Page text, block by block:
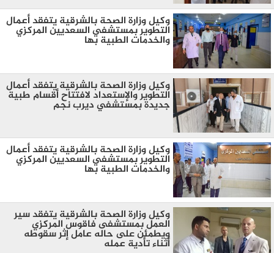
وكيل وزارة الصحة بالشرقية يتفقد أعمال
التطوير بمستشفي السعديين المركزي
والخدمات الطبية بها
وكيل وزارة الصحة بالشرقية يتفقد أعمال
التطوير والإستعداد لافتتاح أقسام طبية
جديدة بمستشفي ديرب نجم
وكيل وزارة الصحة بالشرقية يتفقد أعمال
التطوير بمستشفي السعديين المركزي
والخدمات الطبية بها
وكيل وزارة الصحة بالشرقية يتفقد سير
العمل بمستشفى فاقوس المركزي
ويطمئن على حاله عامل إثر سقوطه
أثناء تأدية عمله